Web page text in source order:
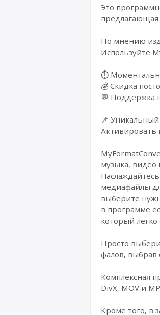
Это
По мнению
Используйте
⏱️
💰 Cкидка
💬 Поддержка
📌
Активировать
музыка, видео
медиафайлы
выберите
в программе
который
Просто
фалов, выбрав
Комплексная
DivX, MOV и
Кроме того, в